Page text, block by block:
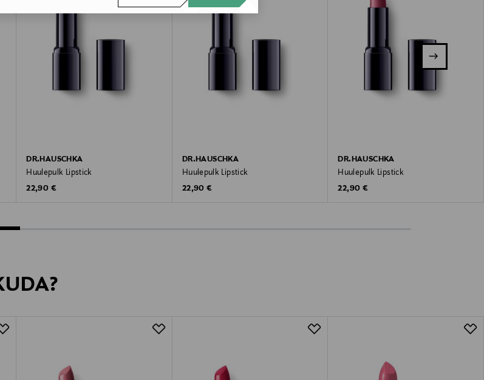
DR.HAUSCHKA
Huulepulk Lipstick
Original Price
22,90 €
DR.HAUSCHKA
Huulepulk Lipstick
Original Price
22,90 €
DR.HAUSCHKA
Huulepulk Lipstick
Original Price
22,90 €